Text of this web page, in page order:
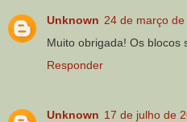
Unknown 24 de março
Muito obrigada! Os blocos
Responder
Unknown 17 de julho de